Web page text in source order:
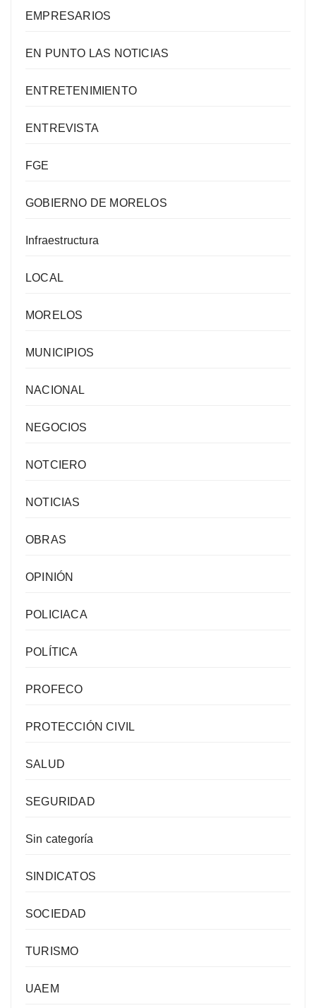
EMPRESARIOS
EN PUNTO LAS NOTICIAS
ENTRETENIMIENTO
ENTREVISTA
FGE
GOBIERNO DE MORELOS
Infraestructura
LOCAL
MORELOS
MUNICIPIOS
NACIONAL
NEGOCIOS
NOTCIERO
NOTICIAS
OBRAS
OPINIÓN
POLICIACA
POLÍTICA
PROFECO
PROTECCIÓN CIVIL
SALUD
SEGURIDAD
Sin categoría
SINDICATOS
SOCIEDAD
TURISMO
UAEM